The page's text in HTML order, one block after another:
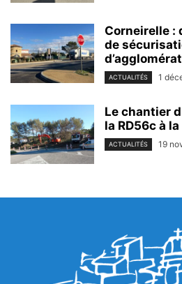
Corneirelle :
de
ACTUALITÉS 1
Le chantier
la RD56c à
ACTUALITÉS 19